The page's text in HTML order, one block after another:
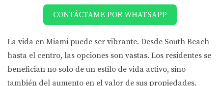
CONTÁCTAME POR WHATSAPP
La vida en Miami puede ser vibrante. Desde South Beach
hasta el centro, las opciones son vastas. Los residentes se
benefician no solo de un estilo de vida activo, sino
también del aumento en el valor de sus propiedades.